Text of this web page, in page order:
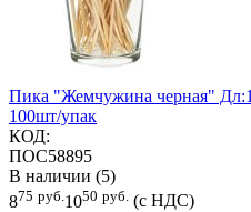
Пика "Жемчужина черная"
100шт/упак
КОД:
ПОС58895
В наличии (5)
875 руб. 1050 руб. (с НДС)